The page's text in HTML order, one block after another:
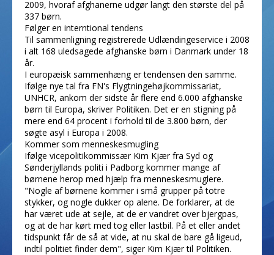
2009, hvoraf afghanerne udgør langt den største del på
337 børn.
Følger en interntional tendens
Til sammenligning registrerede Udlændingeservice i 2008
i alt 168 uledsagede afghanske børn i Danmark under 18
år.
I europæisk sammenhæng er tendensen den samme.
Ifølge nye tal fra FN's Flygtningehøjkommissariat,
UNHCR, ankom der sidste år flere end 6.000 afghanske
børn til Europa, skriver Politiken. Det er en stigning på
mere end 64 procent i forhold til de 3.800 børn, der
søgte asyl i Europa i 2008.
Kommer som menneskesmugling
Ifølge vicepolitikommissær Kim Kjær fra Syd­ og
Sønderjyllands politi i Padborg kommer mange af
børnene herop med hjælp fra menneskesmuglere.
"Nogle af børnene kommer i små grupper på to­tre
stykker, og nogle dukker op alene. De forklarer, at de
har været ude at sejle, at de er vandret over bjergpas,
og at de har kørt med tog eller lastbil. På et eller andet
tidspunkt får de så at vide, at nu skal de bare gå ligeud,
indtil politiet finder dem", siger Kim Kjær til Politiken.